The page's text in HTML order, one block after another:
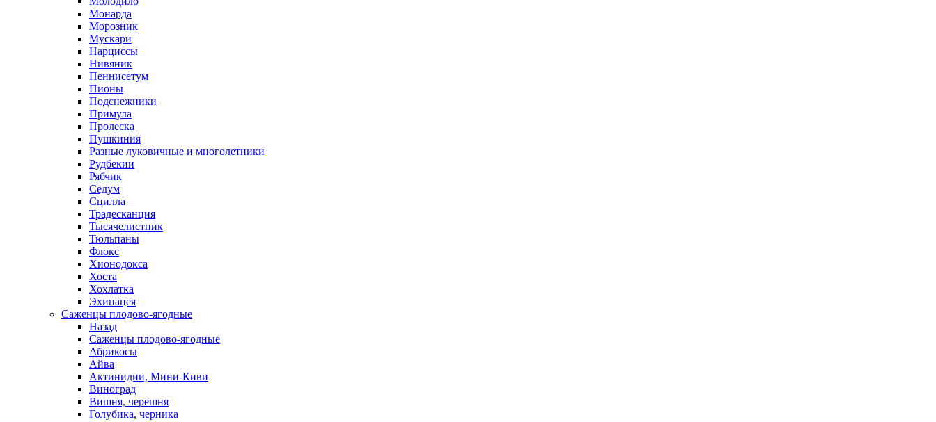
Монарда
Морозник
Мускари
Нарциссы
Нивяник
Пеннисетум
Пионы
Подснежники
Примула
Пролеска
Пушкиния
Разные луковичные и многолетники
Рудбекии
Рябчик
Седум
Сцилла
Традесканция
Тысячелистник
Тюльпаны
Флокс
Хионодокса
Хоста
Хохлатка
Эхинацея
Саженцы плодово-ягодные
Назад
Саженцы плодово-ягодные
Абрикосы
Айва
Актинидии, Мини-Киви
Виноград
Вишня, черешня
Голубика, черника